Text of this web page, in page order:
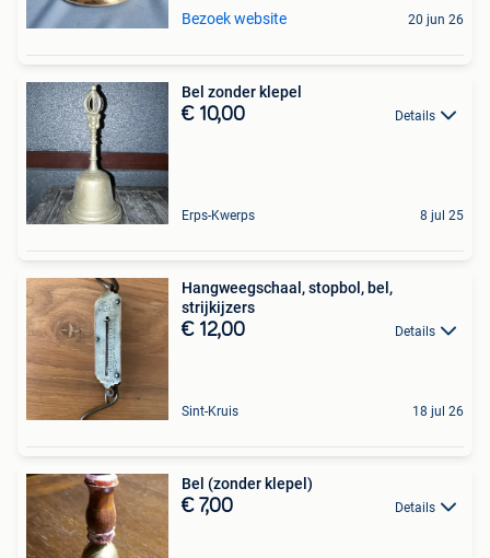
Bezoek website 20 jun 26
Bel zonder klepel
€ 10,00 Details
Erps-Kwerps 8 jul 25
Hangweegschaal, stopbol, bel,
strijkijzers
€ 12,00 Details
Sint-Kruis 18 jul 26
Bel (zonder klepel)
€ 7,00 Details